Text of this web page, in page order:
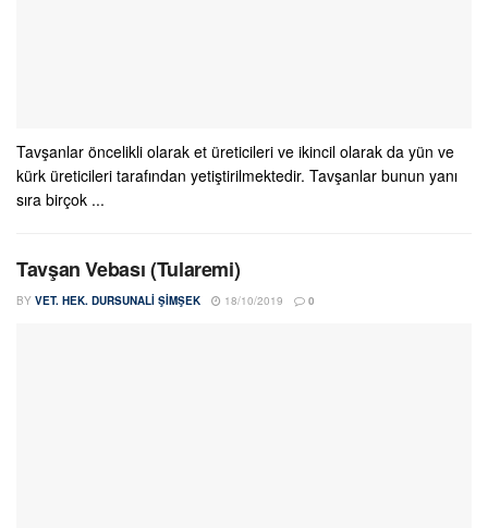
Tavşanlar öncelikli olarak et üreticileri ve ikincil olarak da yün ve
kürk üreticileri tarafından yetiştirilmektedir. Tavşanlar bunun yanı
sıra birçok ...
Tavşan Vebası (Tularemi)
BY VET. HEK. DURSUNALI ŞIMŞEK 18/10/2019 0